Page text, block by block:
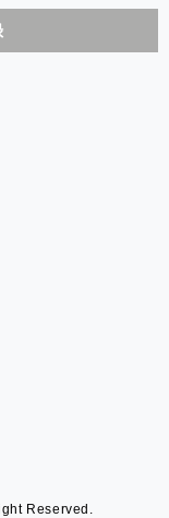
Reserved.